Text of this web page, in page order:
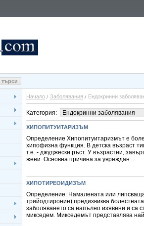
Начало Заболявания Ендокринни
Категория:
ХИПОПИТУИТАРИЗЪМ
Определение Хипопитуитаризмът е
хипофизна функция. В детска възраст
т.е. - джуджески ръст. У възрастни,
жени. Основна причина за увреждан ...
ХИПОТИРЕОИДИЗЪМ
Определение: Намалената или
трийодтиронин) предизвиква
заболяването са напълно изявени и са
микседем. Микседемът представлява